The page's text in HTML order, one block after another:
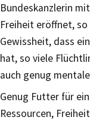
Bundeskanzlerin
Freiheit eröffnet,
Gewissheit, dass
hat, so viele
auch genug
Genug Futter für
Ressourcen,